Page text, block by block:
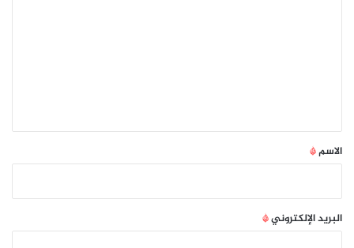
*
الاسم*
البريد الإلكتروني*